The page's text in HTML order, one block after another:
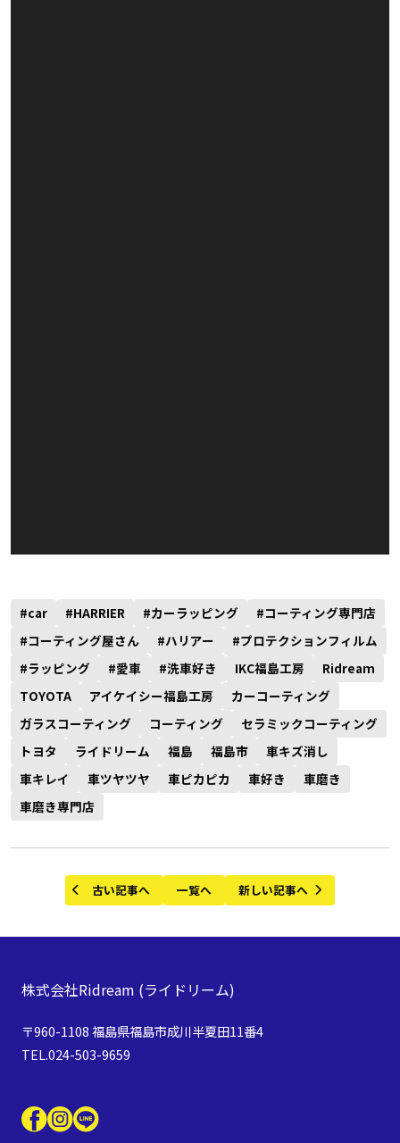
#car #HARRIER #カーラッピング
#コーティング専門店
#コーティング屋さん
#ハリアー
#プロテクションフィルム
#ラッピング
#愛車 #洗車好き IKC福島工房
Ridream
TOYOTA
アイケイシー福島工房
カーコーティング
ガラスコーティング
コーティング
セラミックコーティング
トヨタ
ライドリーム 福島 福島市
車キズ消し
車キレイ
車ツヤツヤ 車ピカピカ 車好き
車磨き
車磨き専門店
古い記事へ 一覧へ 新しい記事へ
株式会社Ridream (ライドリーム)
〒960-1108 福島県福島市成川半夏田11番4
TEL.024-503-9659